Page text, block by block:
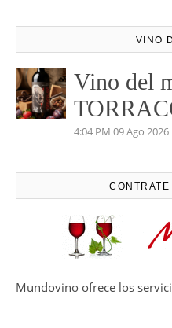
VINO
Vino del
4:04 PM 09 Ago 2026
Mundovino ofrece los